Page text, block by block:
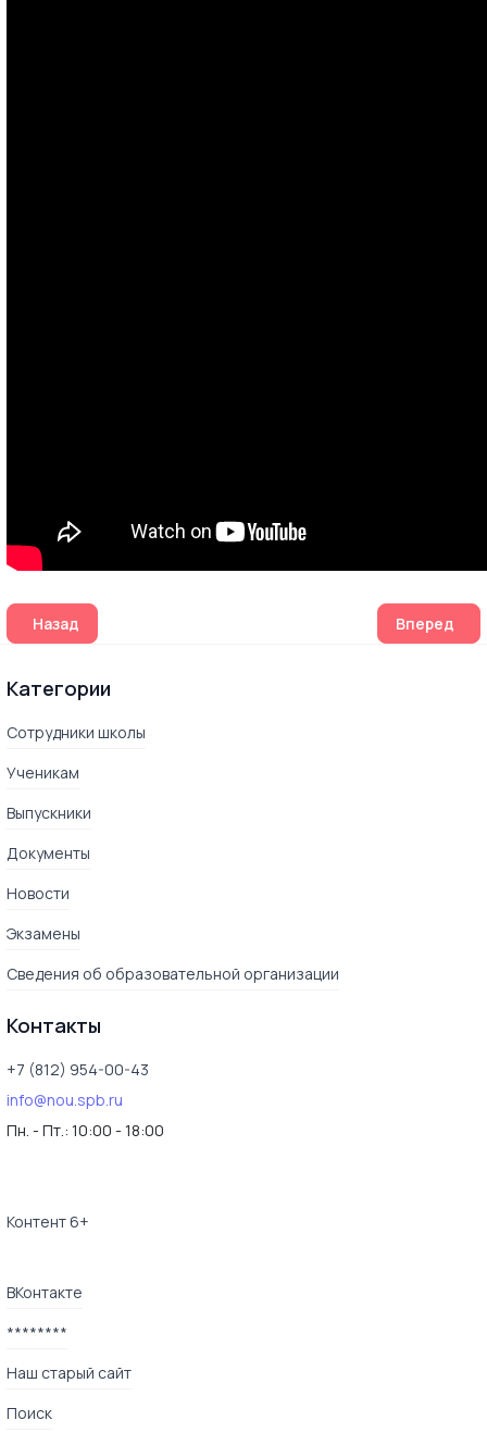
Предыдущий: Частная школа - экстернат. Опыт
Назад Вперед
Категории
Сотрудники школы
Ученикам
Выпускники
Документы
Новости
Экзамены
Сведения об образовательной организации
Контакты
+7 (812) 954-00-43
info@nou.spb.ru
Пн. - Пт.: 10:00 - 18:00
Контент 6+
ВКонтакте
********
Наш старый сайт
Поиск